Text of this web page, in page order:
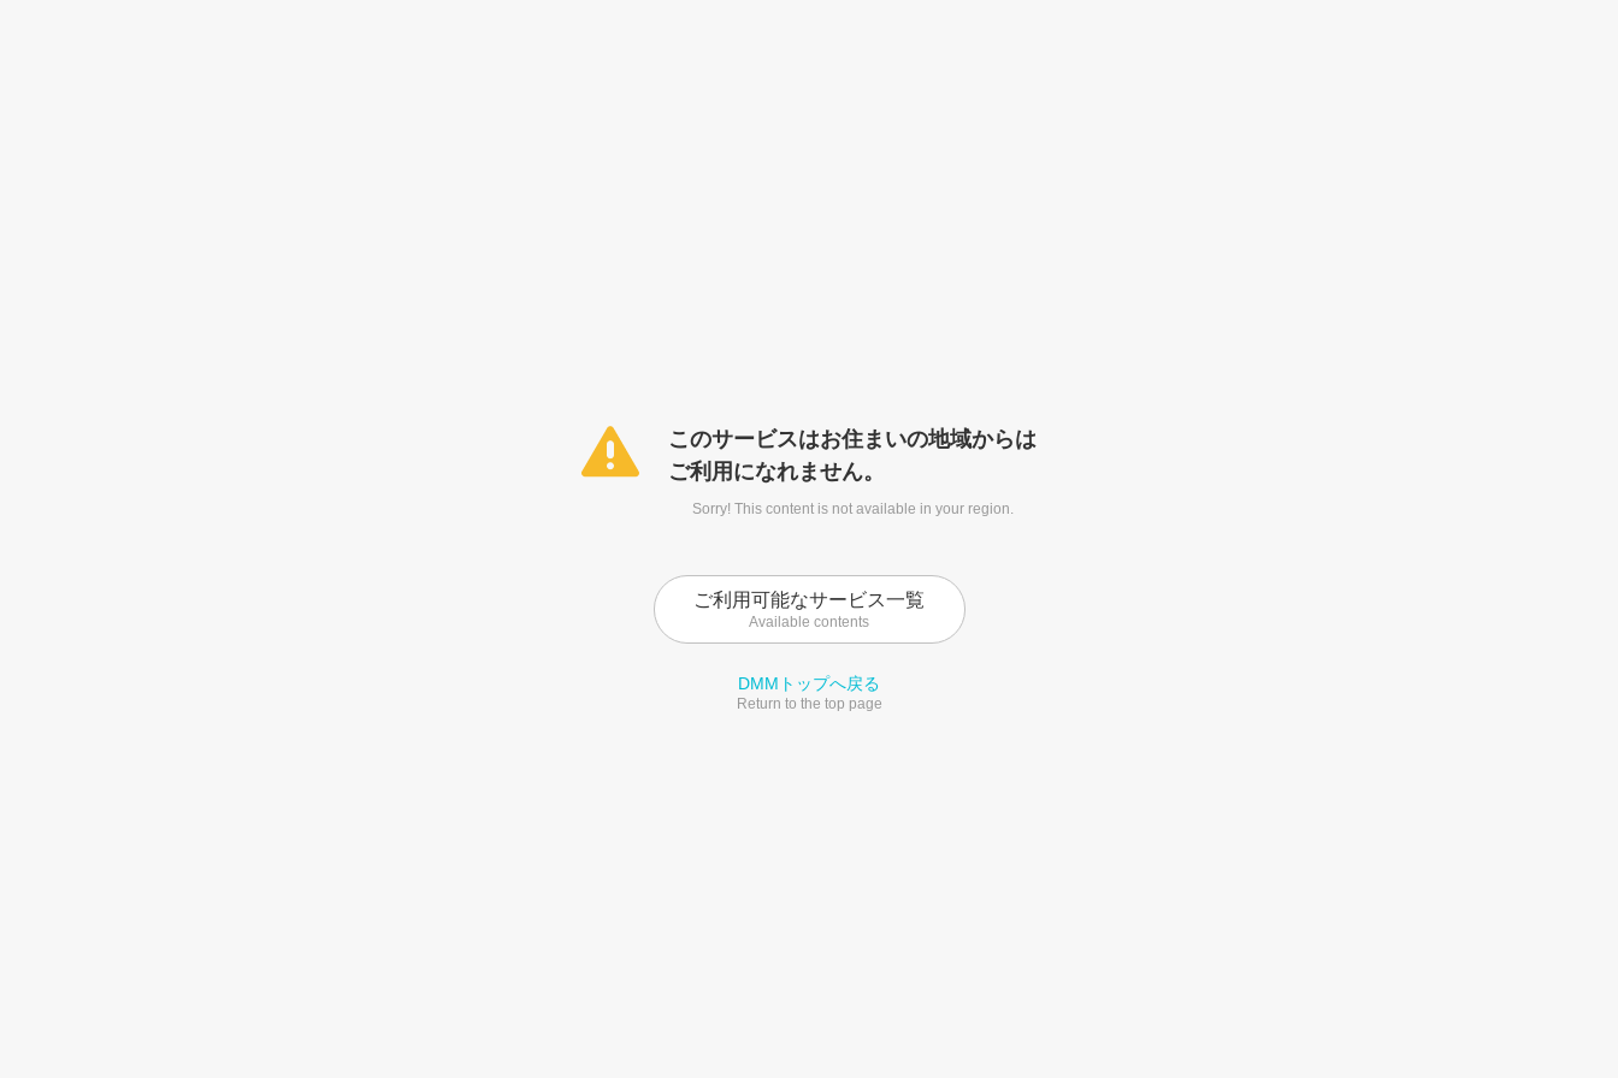
このサービスはお住まいの地域からは
ご利用になれません。
Sorry! This content is not available in your region.
ご利用可能なサービス一覧
Available contents
DMMトップへ戻る
Return to the top page